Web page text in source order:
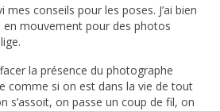
mes conseils pour les poses. J’ai bien
en mouvement pour des photos
la présence du photographe
comme si on est dans la vie de tout
s’assoit, on passe un coup de fil, on